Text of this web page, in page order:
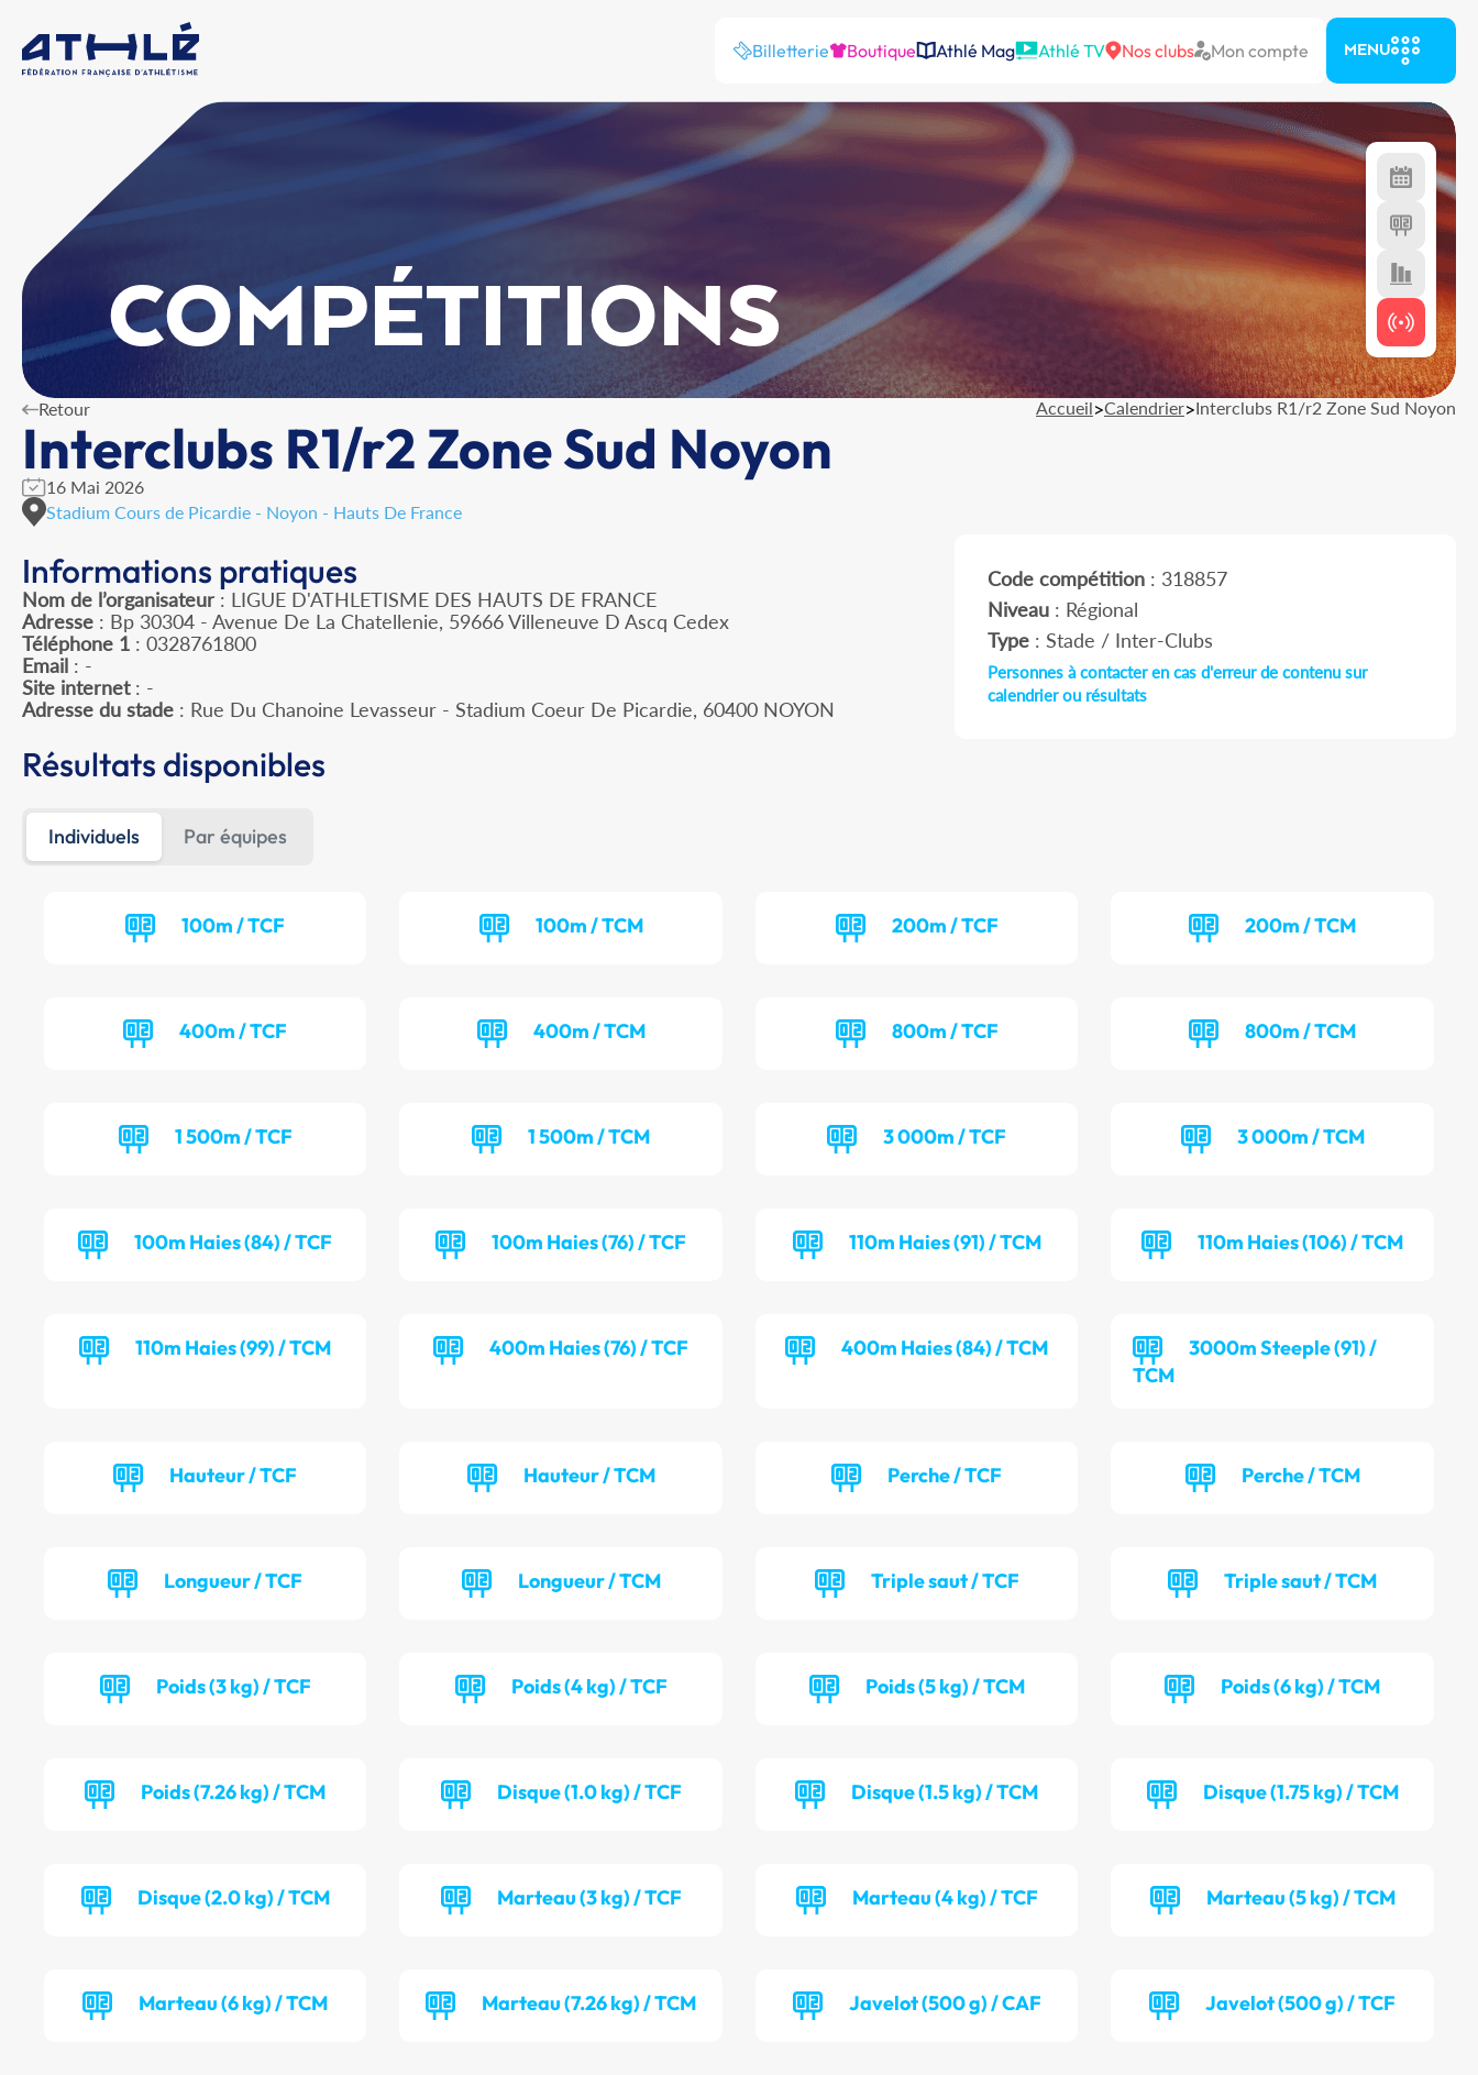
Billetterie Boutique Athlé Mag Athlé TV Nos clubs Mon compte MENU
COMPÉTITIONS
Retour Accueil>Calendrier>Interclubs R1/r2 Zone Sud Noyon
Interclubs R1/r2 Zone Sud Noyon
16 Mai 2026
Stadium Cours de Picardie - Noyon - Hauts De France
Informations pratiques
Nom de l’organisateur : LIGUE D'ATHLETISME DES HAUTS DE FRANCE
Adresse : Bp 30304 - Avenue De La Chatellenie, 59666 Villeneuve D Ascq Cedex
Téléphone 1 : 0328761800
Email : -
Site internet: -
Adresse du stade : Rue Du Chanoine Levasseur - Stadium Coeur De Picardie, 60400 NOYON
Code compétition: 318857
Niveau: Régional
Type: Stade / Inter-Clubs
Personnes à contacter en cas d'erreur de contenu sur
calendrier ou résultats
Résultats disponibles
Individuels Par équipes
100m / TCF 100m / TCM 200m / TCF 200m / TCM
400m / TCF 400m / TCM 800m / TCF 800m / TCM
1 500m / TCF 1 500m / TCM 3 000m / TCF 3 000m / TCM
100m Haies (84) / TCF 100m Haies (76) / TCF 110m Haies (91) / TCM 110m Haies (106) / TCM
110m Haies (99) / TCM 400m Haies (76) / TCF 400m Haies (84) / TCM
3000m Steeple (91) /
TCM
Hauteur / TCF Hauteur / TCM Perche / TCF Perche / TCM
Longueur / TCF Longueur / TCM Triple saut / TCF Triple saut / TCM
Poids (3 kg) / TCF Poids (4 kg) / TCF Poids (5 kg) / TCM Poids (6 kg) / TCM
Poids (7.26 kg) / TCM Disque (1.0 kg) / TCF Disque (1.5 kg) / TCM Disque (1.75 kg) / TCM
Disque (2.0 kg) / TCM Marteau (3 kg) / TCF Marteau (4 kg) / TCF Marteau (5 kg) / TCM
Marteau (6 kg) / TCM Marteau (7.26 kg) / TCM Javelot (500 g) / CAF Javelot (500 g) / TCF